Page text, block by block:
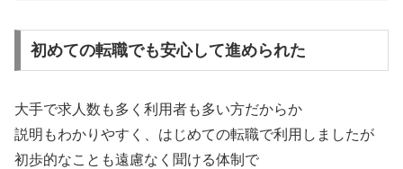
初めての転職でも安心して進められた
大手で求人数も多く利用者も多い方だからか
説明もわかりやすく、はじめての転職で利用しましたが
初歩的なことも遠慮なく聞ける体制で